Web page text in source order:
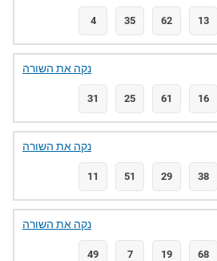
4 35 62 13
31 25 61 16
נקה את השורה
11 51 29 38
נקה את השורה
49 7 19 68
נקה את השורה